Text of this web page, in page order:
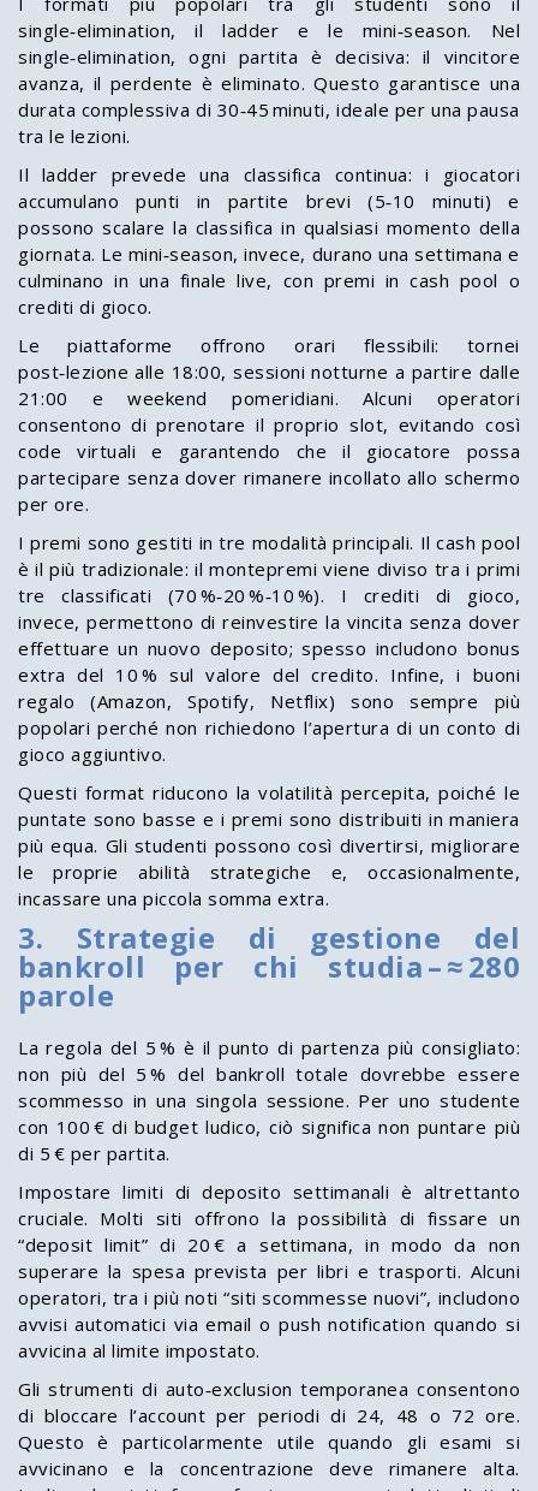
single‑elimination, il ladder e le mini‑season. Nel
single‑elimination, ogni partita è decisiva: il vincitore
avanza, il perdente è eliminato. Questo garantisce una
durata complessiva di 30‑45 minuti, ideale per una pausa
tra le lezioni.
Il ladder prevede una classifica continua: i giocatori
accumulano punti in partite brevi (5‑10 minuti) e
possono scalare la classifica in qualsiasi momento della
giornata. Le mini‑season, invece, durano una settimana e
culminano in una finale live, con premi in cash pool o
crediti di gioco.
Le piattaforme offrono orari flessibili: tornei
post‑lezione alle 18:00, sessioni notturne a partire dalle
21:00 e weekend pomeridiani. Alcuni operatori
consentono di prenotare il proprio slot, evitando così
code virtuali e garantendo che il giocatore possa
partecipare senza dover rimanere incollato allo schermo
per ore.
I premi sono gestiti in tre modalità principali. Il cash pool
è il più tradizionale: il montepremi viene diviso tra i primi
tre classificati (70 %‑20 %‑10 %). I crediti di gioco,
invece, permettono di reinvestire la vincita senza dover
effettuare un nuovo deposito; spesso includono bonus
extra del 10 % sul valore del credito. Infine, i buoni
regalo (Amazon, Spotify, Netflix) sono sempre più
popolari perché non richiedono l’apertura di un conto di
gioco aggiuntivo.
Questi format riducono la volatilità percepita, poiché le
puntate sono basse e i premi sono distribuiti in maniera
più equa. Gli studenti possono così divertirsi, migliorare
le proprie abilità strategiche e, occasionalmente,
incassare una piccola somma extra.
3. Strategie di gestione del
bankroll per chi studia – ≈ 280
parole
La regola del 5 % è il punto di partenza più consigliato:
non più del 5 % del bankroll totale dovrebbe essere
scommesso in una singola sessione. Per uno studente
con 100 € di budget ludico, ciò significa non puntare più
di 5 € per partita.
Impostare limiti di deposito settimanali è altrettanto
cruciale. Molti siti offrono la possibilità di fissare un
“deposit limit” di 20 € a settimana, in modo da non
superare la spesa prevista per libri e trasporti. Alcuni
operatori, tra i più noti “siti scommesse nuovi”, includono
avvisi automatici via email o push notification quando si
avvicina al limite impostato.
Gli strumenti di auto‑exclusion temporanea consentono
di bloccare l’account per periodi di 24, 48 o 72 ore.
Questo è particolarmente utile quando gli esami si
avvicinano e la concentrazione deve rimanere alta.